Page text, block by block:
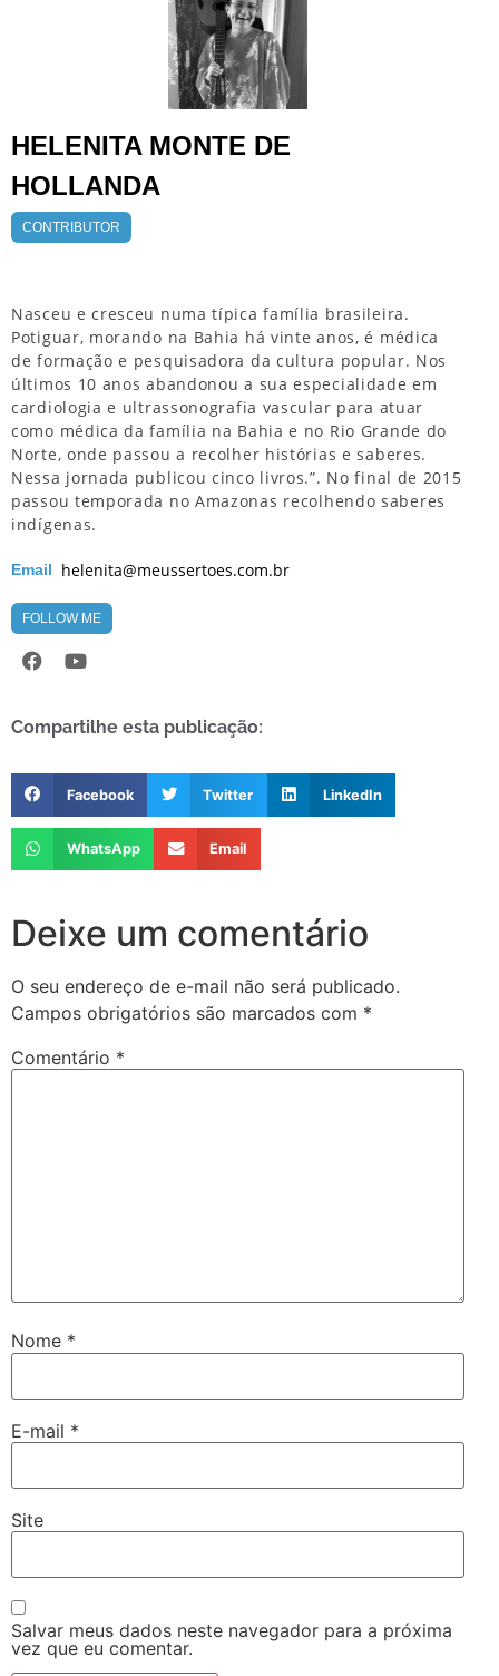
HELENITA MONTE DE
HOLLANDA
CONTRIBUTOR
Nasceu e cresceu numa típica família brasileira.
Potiguar, morando na Bahia há vinte anos, é médica
de formação e pesquisadora da cultura popular. Nos
últimos 10 anos abandonou a sua especialidade em
cardiologia e ultrassonografia vascular para atuar
como médica da família na Bahia e no Rio Grande do
Norte, onde passou a recolher histórias e saberes.
Nessa jornada publicou cinco livros.”. No final de 2015
passou temporada no Amazonas recolhendo saberes
indígenas.
Email helenita@meussertoes.com.br
FOLLOW ME
Compartilhe esta publicação:
Facebook Twitter LinkedIn
WhatsApp Email
Deixe um comentário
O seu endereço de e-mail não será publicado.
Campos obrigatórios são marcados com *
Comentário *
Nome *
E-mail *
Site
Salvar meus dados neste navegador para a próxima
vez que eu comentar.